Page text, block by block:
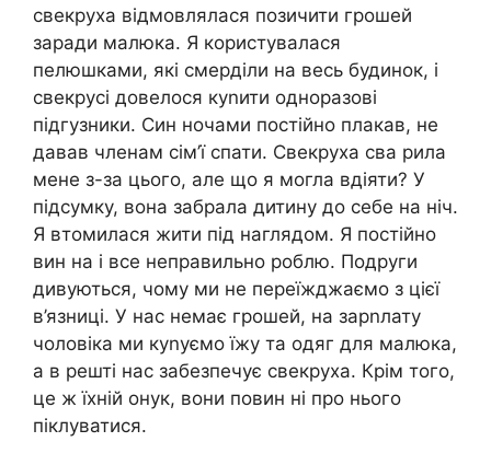
свекруха відмовлялася позичити грошей
заради малюка. Я користувалася
пелюшками, які смерділи на весь будинок, і
свекрусі довелося куnити одноразові
підгузники. Син ночами постійно плакав, не
давав членам сім’ї спати. Свекруха сва рила
мене з-за цього, але що я могла вдіяти? У
підсумку, вона забрала дитину до себе на ніч.
Я втомилася жити під наглядом. Я постійно
вин на і все неправильно роблю. Подруги
дивуються, чому ми не переїжджаємо з цієї
в’язниці. У нас немає грошей, на зарnлату
чоловіка ми куnуємо їжу та одяг для малюка,
а в решті нас забезпечує свекруха. Крім того,
це ж їхній онук, вони повин ні про нього
піклуватися.